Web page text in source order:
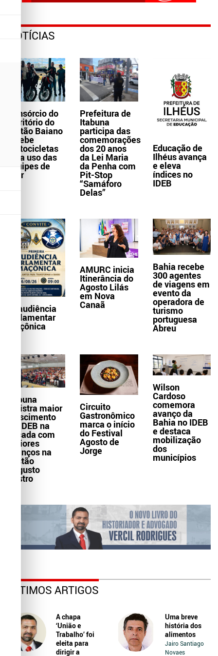
NOTÍCIAS
Consórcio do
Território do
Sertão Baiano
recebe
motocicletas
para uso das
equipes de
Ater
Prefeitura de
Itabuna
participa das
comemorações
dos 20 anos
da Lei Maria
da Penha com
Pit-Stop
“Samáforo
Delas”
Educação de
Ilhéus avança
e eleva
índices no
IDEB
1ª audiência
parlamentar
maçônica
AMURC inicia
Itinerância do
Agosto Lilás
em Nova
Canaã
Bahia recebe
300 agentes
de viagens em
evento da
operadora de
turismo
portuguesa
Abreu
Itabuna
registra maior
crescimento
do IDEB na
década com
maiores
avanços na
gestão
Augusto
Castro
Circuito
Gastronômico
marca o início
do Festival
Agosto de
Jorge
Wilson
Cardoso
comemora
avanço da
Bahia no IDEB
e destaca
mobilização
dos
municípios
ÚLTIMOS ARTIGOS
A chapa
‘União e
Trabalho’ foi
eleita para
dirigir a
Uma breve
história dos
alimentos
Jairo Santiago
Novaes